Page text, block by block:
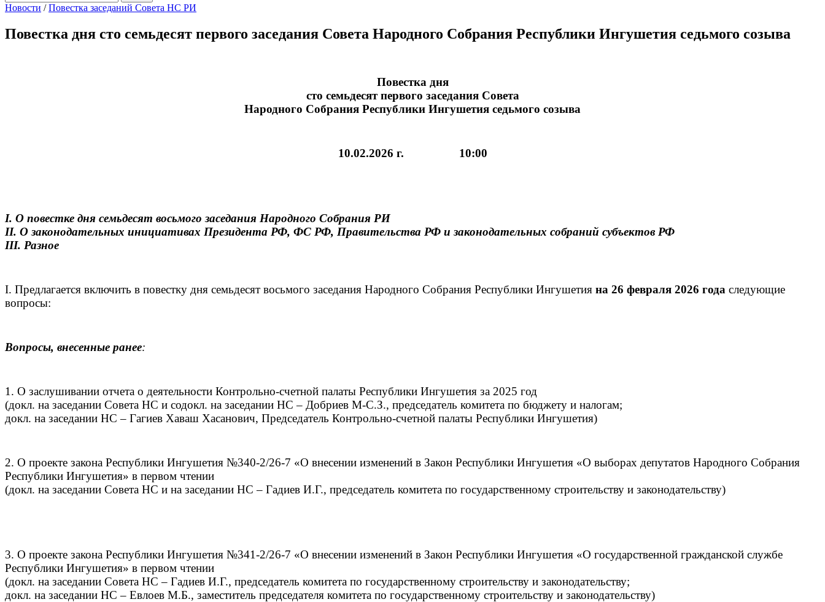
Новости /Повестка заседаний Совета НС РИ
Повестка дня сто семьдесят первого заседания Совета Народного Собрания Республики Ингушетия седьмого созыва
Повестка дня
сто семьдесят первого заседания Совета
Народного Собрания Республики Ингушетия седьмого созыва
10.02.2026 г. 10:00
I. О повестке дня семьдесят восьмого заседания Народного Собрания РИ
II. О законодательных инициативах Президента РФ, ФС РФ, Правительства РФ и законодательных собраний субъектов РФ
III. Разное
I. Предлагается включить в повестку дня семьдесят восьмого заседания Народного Собрания Республики Ингушетия на 26 февраля 2026 года следующие
вопросы:
Вопросы, внесенные ранее:
1. О заслушивании отчета о деятельности Контрольно-счетной палаты Республики Ингушетия за 2025 год
(докл. на заседании Совета НС и содокл. на заседании НС – Добриев М-С.З., председатель комитета по бюджету и налогам;
докл. на заседании НС – Гагиев Хаваш Хасанович, Председатель Контрольно-счетной палаты Республики Ингушетия)
2. О проекте закона Республики Ингушетия №340-2/26-7 «О внесении изменений в Закон Республики Ингушетия «О выборах депутатов Народного Собрания
Республики Ингушетия» в первом чтении
(докл. на заседании Совета НС и на заседании НС – Гадиев И.Г., председатель комитета по государственному строительству и законодательству)
3. О проекте закона Республики Ингушетия №341-2/26-7 «О внесении изменений в Закон Республики Ингушетия «О государственной гражданской службе
Республики Ингушетия» в первом чтении
(докл. на заседании Совета НС – Гадиев И.Г., председатель комитета по государственному строительству и законодательству;
докл. на заседании НС – Евлоев М.Б., заместитель председателя комитета по государственному строительству и законодательству)